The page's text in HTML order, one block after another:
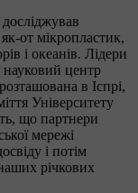
от мікропластик,
і океанів. Лідери
науковий центр
в Іспрі,
Університету
що партнери
мережі
і потім
річкових